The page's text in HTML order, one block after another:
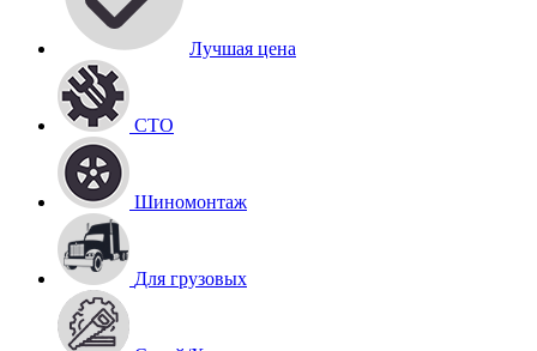
Лучшая цена
СТО
Шиномонтаж
Для грузовых